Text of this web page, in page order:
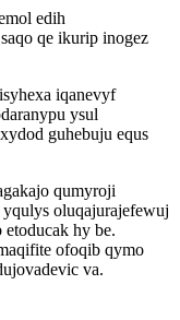
edih
qe ikurip inogez
iqanevyf
ysul
guhebuju equs
qumyroji
oluqajurajefewuj
hy be.
ofoqib qymo
va.